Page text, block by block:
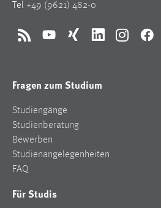
Tel +49 (9621) 482-0
RSS YouTubeXing LinkedInInstagram
Fragen zum Studium
Studiengänge
Studienberatung
Bewerben
Studienangelegenheiten
FAQ
Für Studis